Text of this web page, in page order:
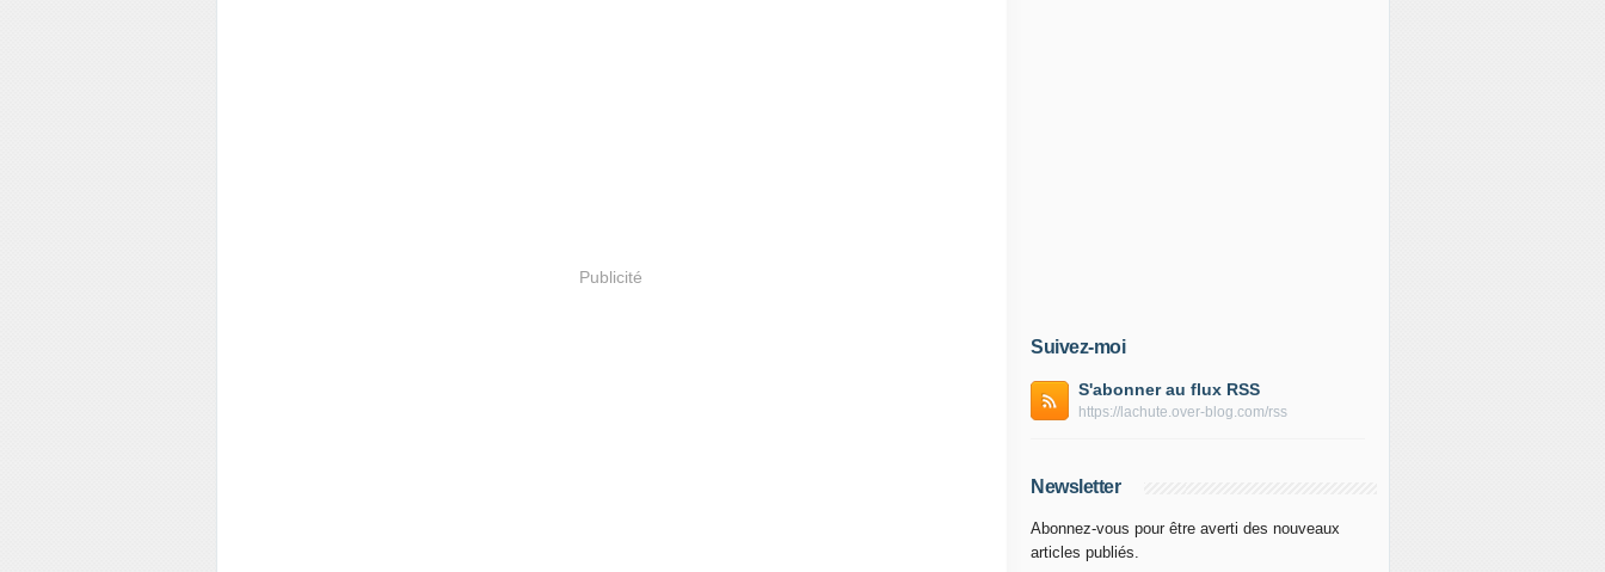
Publicité
Suivez-moi
S'abonner au flux RSS
https://lachute.over-blog.com/rss
Newsletter
Abonnez-vous pour être averti des nouveaux
articles publiés.